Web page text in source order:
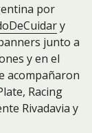
por
y
junto a
y en el
acompañaron
Racing
Rivadavia y